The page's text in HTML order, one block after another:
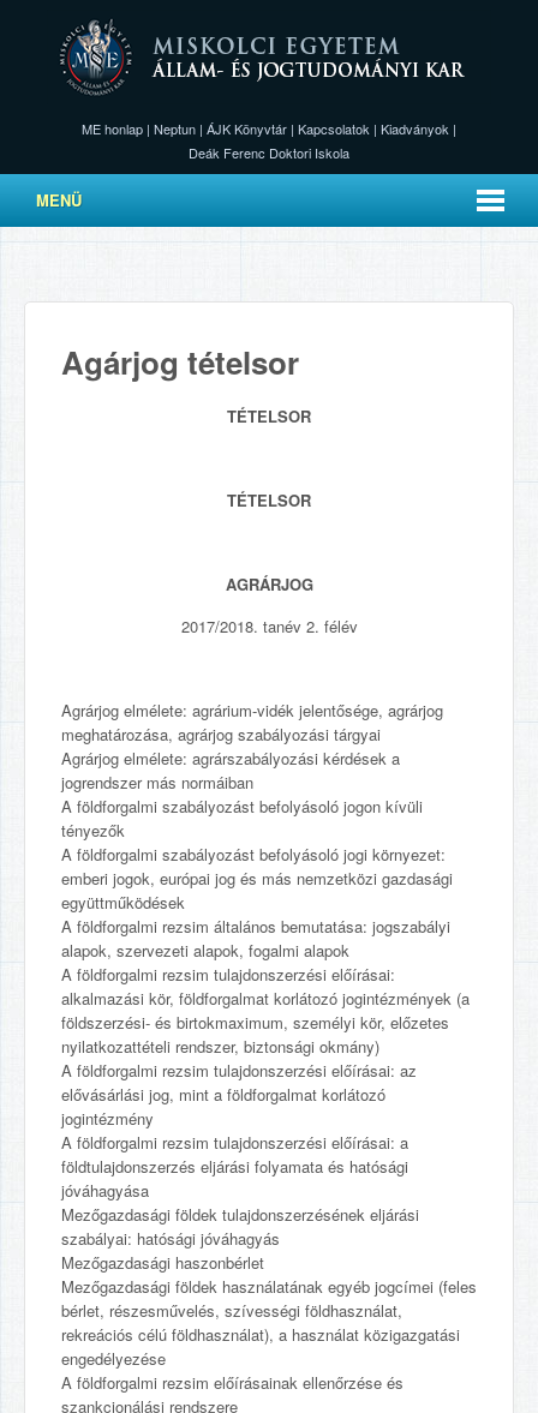
ME honlap | Neptun | ÁJK Könyvtár | Kapcsolatok | Kiadványok |
Deák Ferenc Doktori Iskola
MENÜ
Agárjog tételsor
TÉTELSOR
TÉTELSOR
AGRÁRJOG
2017/2018. tanév 2. félév
Agrárjog elmélete: agrárium-vidék jelentősége, agrárjog
meghatározása, agrárjog szabályozási tárgyai
Agrárjog elmélete: agrárszabályozási kérdések a
jogrendszer más normáiban
A földforgalmi szabályozást befolyásoló jogon kívüli
tényezők
A földforgalmi szabályozást befolyásoló jogi környezet:
emberi jogok, európai jog és más nemzetközi gazdasági
együttműködések
A földforgalmi rezsim általános bemutatása: jogszabályi
alapok, szervezeti alapok, fogalmi alapok
A földforgalmi rezsim tulajdonszerzési előírásai:
alkalmazási kör, földforgalmat korlátozó jogintézmények (a
földszerzési- és birtokmaximum, személyi kör, előzetes
nyilatkozattételi rendszer, biztonsági okmány)
A földforgalmi rezsim tulajdonszerzési előírásai: az
elővásárlási jog, mint a földforgalmat korlátozó
jogintézmény
A földforgalmi rezsim tulajdonszerzési előírásai: a
földtulajdonszerzés eljárási folyamata és hatósági
jóváhagyása
Mezőgazdasági földek tulajdonszerzésének eljárási
szabályai: hatósági jóváhagyás
Mezőgazdasági haszonbérlet
Mezőgazdasági földek használatának egyéb jogcímei (feles
bérlet, részesművelés, szívességi földhasználat,
rekreációs célú földhasználat), a használat közigazgatási
engedélyezése
A földforgalmi rezsim előírásainak ellenőrzése és
szankcionálási rendszere